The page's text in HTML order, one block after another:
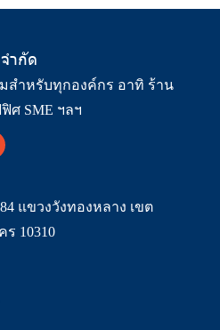
ำกัด
สำหรับทุกองค์กร อาทิ ร้าน
ศ SME ฯลฯ
แขวงวังทองหลาง เขต
10310